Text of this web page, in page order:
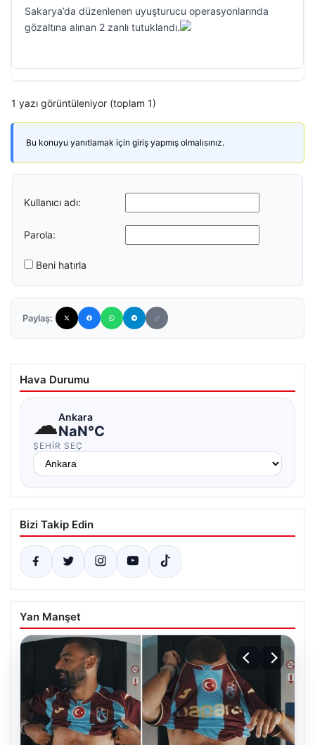
Sakarya’da düzenlenen uyuşturucu operasyonlarında
gözaltına alınan 2 zanlı tutuklandı.
1 yazı görüntüleniyor (toplam 1)
Bu konuyu yanıtlamak için giriş yapmış olmalısınız.
Kullanıcı adı:
Parola:
Beni hatırla
Paylaş:
Hava Durumu
☁Ankara
NaN°C
ŞEHIR SEÇ
Bizi Takip Edin
Yan Manşet